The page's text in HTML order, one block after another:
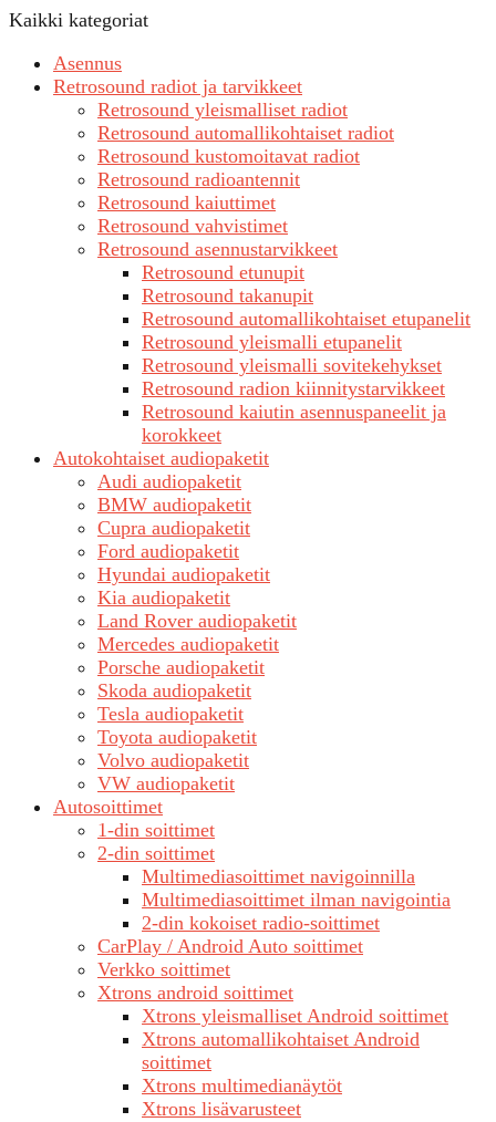
Kaikki kategoriat
Asennus
Retrosound radiot ja tarvikkeet
Retrosound yleismalliset radiot
Retrosound automallikohtaiset radiot
Retrosound kustomoitavat radiot
Retrosound radioantennit
Retrosound kaiuttimet
Retrosound vahvistimet
Retrosound asennustarvikkeet
Retrosound etunupit
Retrosound takanupit
Retrosound automallikohtaiset etupanelit
Retrosound yleismalli etupanelit
Retrosound yleismalli sovitekehykset
Retrosound radion kiinnitystarvikkeet
Retrosound kaiutin asennuspaneelit ja
korokkeet
Autokohtaiset audiopaketit
Audi audiopaketit
BMW audiopaketit
Cupra audiopaketit
Ford audiopaketit
Hyundai audiopaketit
Kia audiopaketit
Land Rover audiopaketit
Mercedes audiopaketit
Porsche audiopaketit
Skoda audiopaketit
Tesla audiopaketit
Toyota audiopaketit
Volvo audiopaketit
VW audiopaketit
Autosoittimet
1-din soittimet
2-din soittimet
Multimediasoittimet navigoinnilla
Multimediasoittimet ilman navigointia
2-din kokoiset radio-soittimet
CarPlay / Android Auto soittimet
Verkko soittimet
Xtrons android soittimet
Xtrons yleismalliset Android soittimet
Xtrons automallikohtaiset Android
soittimet
Xtrons multimedianäytöt
Xtrons lisävarusteet